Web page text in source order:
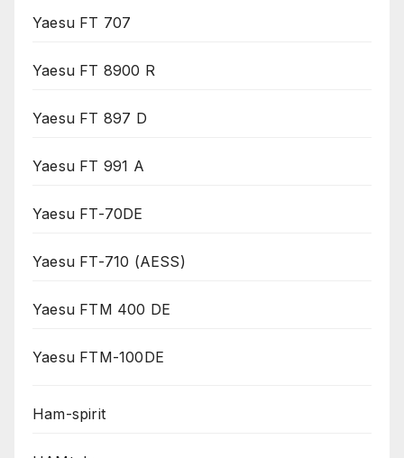
Yaesu FT 707
Yaesu FT 8900 R
Yaesu FT 897 D
Yaesu FT 991 A
Yaesu FT-70DE
Yaesu FT-710 (AESS)
Yaesu FTM 400 DE
Yaesu FTM-100DE
Ham-spirit